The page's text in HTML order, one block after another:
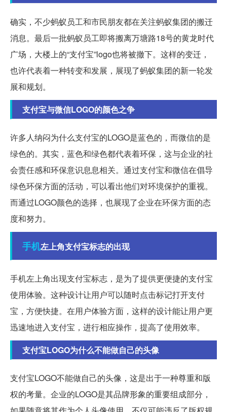
确实，不少蚂蚁员工和市民朋友都在关注蚂蚁集团的搬迁
消息。最后一批蚂蚁员工即将搬离万塘路18号的黄龙时代
广场，大楼上的“支付宝”logo也将被撤下。这样的变迁，
也许代表着一种转变和发展，展现了蚂蚁集团的新一轮发
展和规划。
支付宝与微信LOGO的颜色之争
许多人纳闷为什么支付宝的LOGO是蓝色的，而微信的是
绿色的。其实，蓝色和绿色都代表着环保，这与企业的社
会责任感和环保意识息息相关。通过支付宝和微信在倡导
绿色环保方面的活动，可以看出他们对环境保护的重视。
而通过LOGO颜色的选择，也展现了企业在环保方面的态
度和努力。
手机左上角支付宝标志的出现
手机左上角出现支付宝标志，是为了提供更便捷的支付宝
使用体验。这种设计让用户可以随时点击标记打开支付
宝，方便快捷。在用户体验方面，这样的设计能让用户更
迅速地进入支付宝，进行相应操作，提高了使用效率。
支付宝LOGO为什么不能做自己的头像
支付宝LOGO不能做自己的头像，这是出于一种尊重和版
权的考量。企业的LOGO是其品牌形象的重要组成部分，